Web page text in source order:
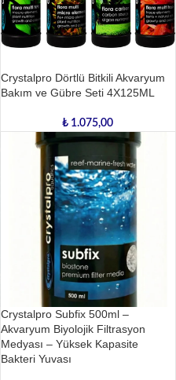
Crystalpro Dörtlü Bitkili Akvaryum
Bakım ve Gübre Seti 4X125ML
₺ 1.075,00
Crystalpro Subfix 500ml –
Akvaryum Biyolojik Filtrasyon
Medyası – Yüksek Kapasite
Bakteri Yuvası